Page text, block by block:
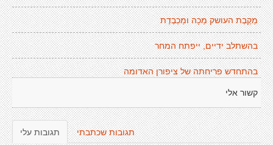
מַקֶבֶת העושק מַכָה ומַכְבֶדֶת
בהשתלב ידיים, ייפתח המחר
בהתחדש פריחתה של ציפורן האדומה
קשור אלי
תגובות עלי תגובות שכתבתי